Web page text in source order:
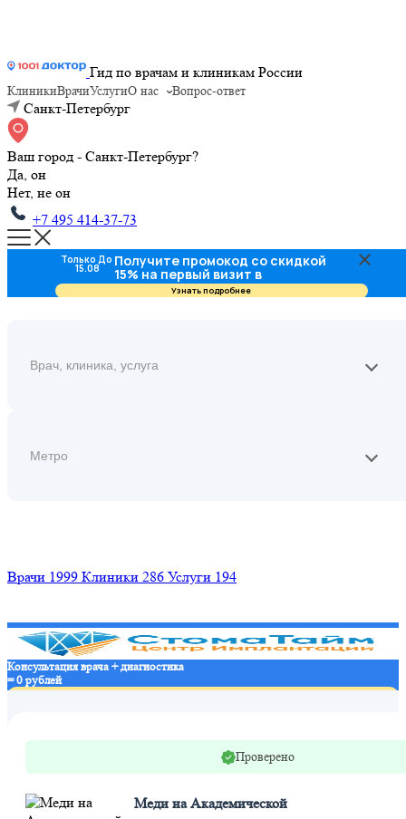
Гид по врачам и клиникам России
КлиникиВрачиУслугиО нас Вопрос-ответ
Санкт-Петербург
Ваш город - Санкт-Петербург?
Да, он
Нет, не он
+7 495 414-37-73
Врачи 1999 Клиники 286 Услуги 194
Консультация врача + диагностика
= 0 рублей
Проверено
Меди на Академической
Только До
15.08 Получите промокод со скидкой
15% на первый визит в
стоматологию
Узнать подробнее